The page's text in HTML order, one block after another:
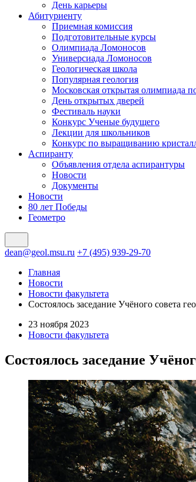
День карьеры
Абитуриенту
Приемная комиссия
Подготовительные курсы
Олимпиада Ломоносов
Универсиада Ломоносов
Геологическая школа
Популярная геология
Московская открытая олимпиада
День открытых дверей
Фестиваль науки
Конкурс Ученые будущего
Лекции для школьников
Конкурс по выращиванию
Аспиранту
Объявления отдела аспирантуры
Новости
Документы
Новости
80 лет Победы
Геометро
dean@geol.msu.ru +7 (495) 939-29-70
Главная
Новости
Новости факультета
Состоялось заседание Учёного совета
23 ноября 2023
Новости факультета
Состоялось заседание